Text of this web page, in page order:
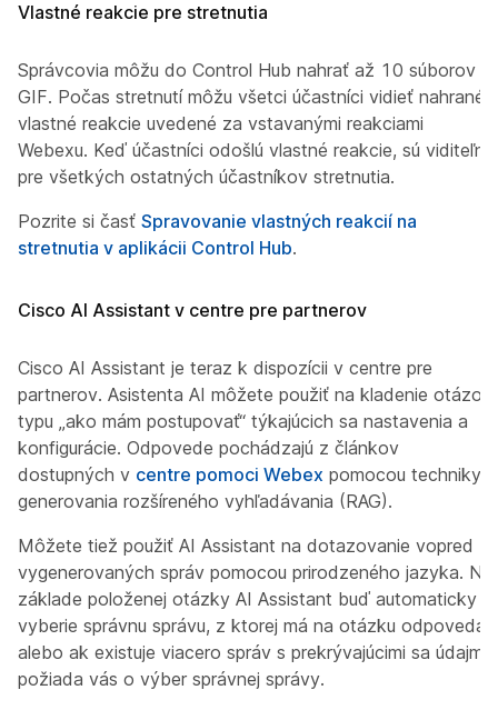
Vlastné reakcie pre stretnutia
Správcovia môžu do Control Hub nahrať až 10 súborov
GIF. Počas stretnutí môžu všetci účastníci vidieť nahrané
vlastné reakcie uvedené za vstavanými reakciami
Webexu. Keď účastníci odošlú vlastné reakcie, sú viditeľné
pre všetkých ostatných účastníkov stretnutia.
Pozrite si časť Spravovanie vlastných reakcií na
stretnutia v aplikácii Control Hub.
Cisco AI Assistant v centre pre partnerov
Cisco AI Assistant je teraz k dispozícii v centre pre
partnerov. Asistenta AI môžete použiť na kladenie otázok
typu „ako mám postupovať“ týkajúcich sa nastavenia a
konfigurácie. Odpovede pochádzajú z článkov
dostupných v centre pomoci Webex pomocou techniky
generovania rozšíreného vyhľadávania (RAG).
Môžete tiež použiť AI Assistant na dotazovanie vopred
vygenerovaných správ pomocou prirodzeného jazyka. Na
základe položenej otázky AI Assistant buď automaticky
vyberie správnu správu, z ktorej má na otázku odpovedať,
alebo ak existuje viacero správ s prekrývajúcimi sa údajmi,
požiada vás o výber správnej správy.